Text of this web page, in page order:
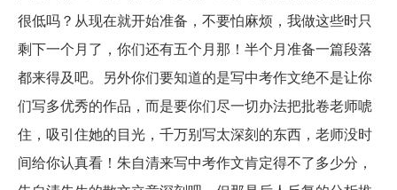
很低吗？从现在就开始准备，不要怕麻烦，我做这些时只
剩下一个月了，你们还有五个月那！半个月准备一篇段落
都来得及吧。另外你们要知道的是写中考作文绝不是让你
们写多优秀的作品，而是要你们尽一切办法把批卷老师唬
住，吸引住她的目光，千万别写太深刻的东西，老师没时
间给你认真看！朱自清来写中考作文肯定得不了多少分，